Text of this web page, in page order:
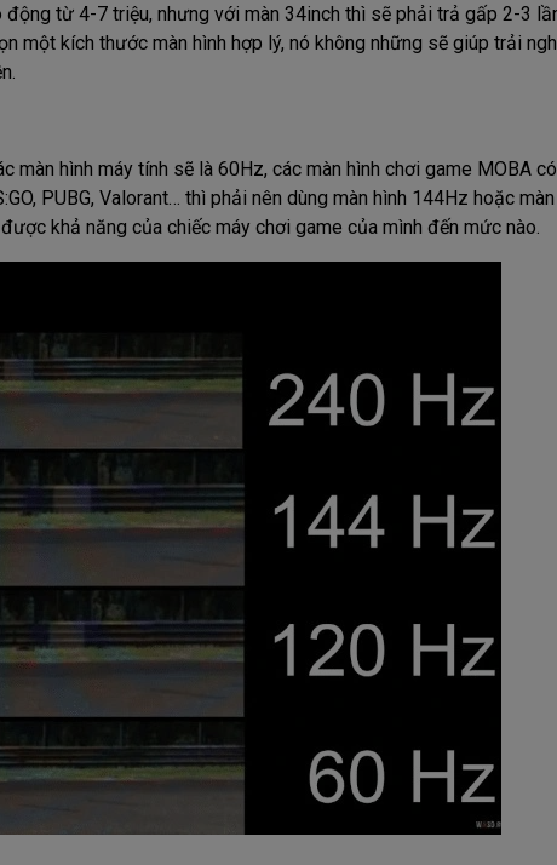
từ 4-7 triệu, nhưng với màn 34inch thì sẽ phải trả gấp 2-3
một kích thước màn hình hợp lý, nó không những sẽ giúp trải
hình máy tính sẽ là 60Hz, các màn hình chơi game MOBA
PUBG, Valorant… thì phải nên dùng màn hình 144Hz hoặc màn
khả năng của chiếc máy chơi game của mình đến mức nào.